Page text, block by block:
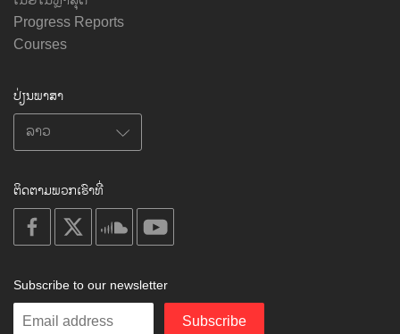
Progress Reports
Courses
ປ່ຽນພາສາ
ຕິດຕາມພວກເຮົາທີ່
on
facebook
on
on
soundcloud
on
Subscribe to our newsletter
Enter
Subscribe